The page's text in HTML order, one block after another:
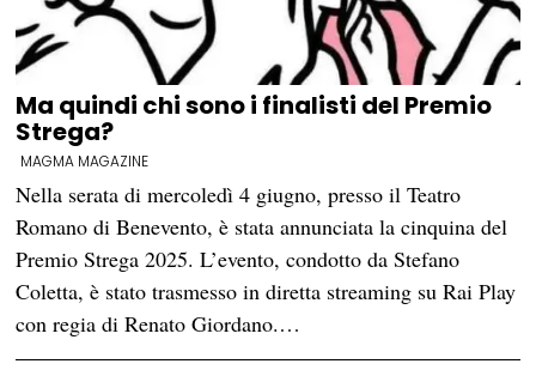
Ma quindi chi sono i finalisti del Premio
Strega?
MAGMA MAGAZINE
Nella serata di mercoledì 4 giugno, presso il Teatro
Romano di Benevento, è stata annunciata la cinquina del
Premio Strega 2025. L’evento, condotto da Stefano
Coletta, è stato trasmesso in diretta streaming su Rai Play
con regia di Renato Giordano.…